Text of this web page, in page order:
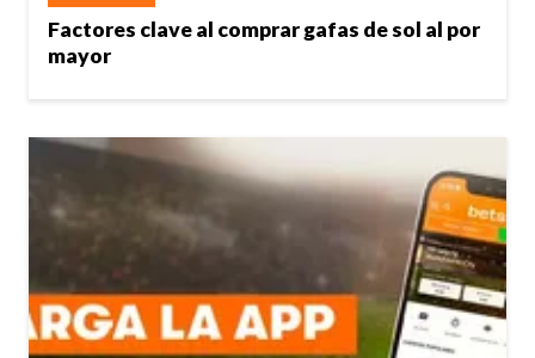
Factores clave al comprar gafas de sol al por
mayor